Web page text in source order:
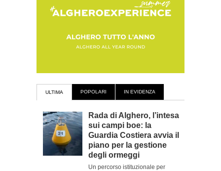
ULTIMA POPOLARI IN EVIDENZA
Rada di Alghero, l’intesa
sui campi boe: la
Guardia Costiera avvia il
piano per la gestione
degli ormeggi
Un percorso istituzionale per